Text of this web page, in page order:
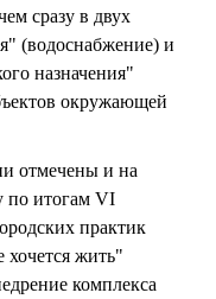
сразу в двух
(водоснабжение) и
назначения"
окружающей
отмечены и на
по итогам VI
практик
жить"
комплекса